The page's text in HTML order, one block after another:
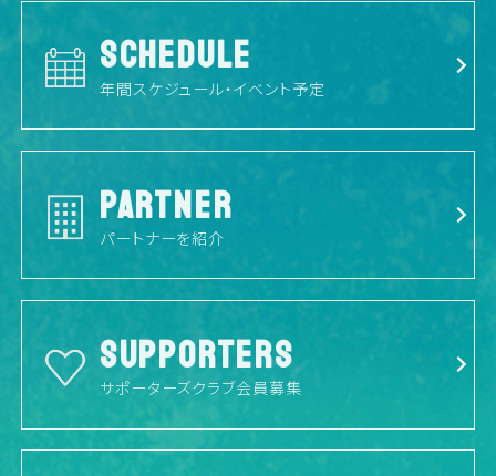
SCHEDULE
年間スケジュール・イベント予定
PARTNER
パートナーを紹介
SUPPORTERS
サポーターズクラブ会員募集